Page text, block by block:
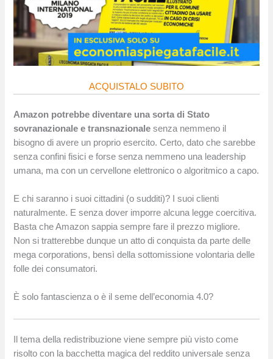
ACQUISTALO SUBITO
Amazon potrebbe diventare una sorta di Stato
sovranazionale e transnazionale senza nemmeno il
bisogno di avere un proprio esercito. Certo, dato che sarebbe
senza confini fisici e forse senza nemmeno una leadership
umana, ma con un cervellone elettronico o algoritmico a capo.
E chi saranno i suoi cittadini (o sudditi)? I suoi clienti
naturalmente. E senza dover imporre alcuna legge coercitiva.
Basta che Amazon sappia sempre fare il prezzo migliore.
Non si tratterebbe dunque un atto di conquista da parte delle
mega corporations, bensì della sottomissione volontaria delle
folle dei consumatori.
È solo fantascienza o è il seme dell’economia 4.0?
Il tema della redistribuzione viene sempre più visto come
risolto con la bacchetta magica del reddito universale senza